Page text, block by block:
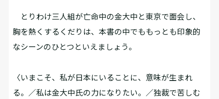
とりわけ三人組が亡命中の金大中と東京で面会し、
胸を熱くするくだりは、本書の中でももっとも印象的
なシーンのひとつといえましょう。
〈いまこそ、私が日本にいることに、意味が生まれ
る。／私は金大中氏の力になりたい。／独裁で苦しむ